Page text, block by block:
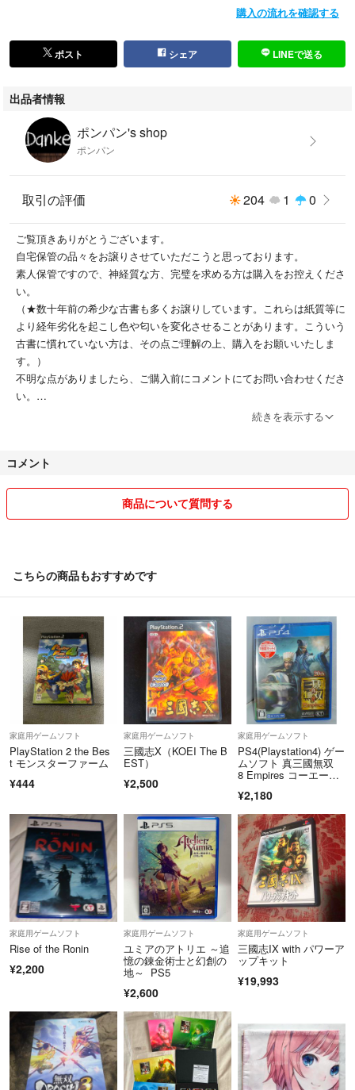
購入の流れを確認する
ポスト シェア LINEで送る
出品者情報
ポンパン's shop
ポンパン
取引の評価 204 1 0
ご覧頂きありがとうございます。
自宅保管の品々をお譲りさせていただこうと思っております。
素人保管ですので、神経質な方、完璧を求める方は購入をお控えくださ
い。
（★数十年前の希少な古書も多くお譲りしています。これらは紙質等に
より経年劣化を起こし色や匂いを変化させることがあります。こういう
古書に慣れていない方は、その点ご理解の上、購入をお願いいたしま
す。）
不明な点がありましたら、ご購入前にコメントにてお問い合わせくださ
い。
いますが、ご了承ください。
質の乱れ等生じる場合があるようですので不安な方は購入をお控えくだ
気持ちのよいお取引ができるよう努めてまいります。
どうぞよろしくお願い致します。
続きを表示する
コメント
商品について質問する
こちらの商品もおすすめです
家庭用ゲームソフト
PlayStation 2 the Bes
t モンスターファーム
¥444
家庭用ゲームソフト
三國志X（KOEI The B
EST）
¥2,500
家庭用ゲームソフト
PS4(Playstation4) ゲー
ムソフト 真三國無双
8 Empires コーエーテ
¥2,180
家庭用ゲームソフト
Rise of the Ronin
¥2,200
家庭用ゲームソフト
ユミアのアトリエ ～追
憶の錬金術士と幻創の
地～ PS5
¥2,600
家庭用ゲームソフト
三國志IX with パワーア
ップキット
¥19,993